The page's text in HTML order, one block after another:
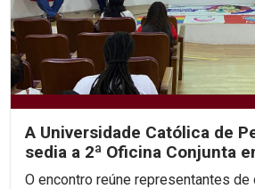
A Universidade Católica de
sedia a 2ª Oficina Conjunta
Ministério Público, a...
O encontro reúne representantes